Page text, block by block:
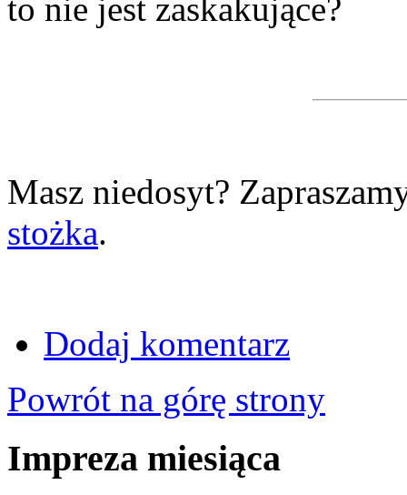
to nie jest zaskakujące?
Masz niedosyt?
stożka.
Dodaj komentarz
Powrót na górę strony
Impreza miesiąca